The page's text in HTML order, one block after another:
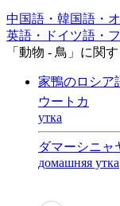
中国語・韓国語・
英語・ドイツ語・
「動物 - 鳥」に関
家鴨のロシア
ウートカ
утка
ダマーシニャ
домашняя утка